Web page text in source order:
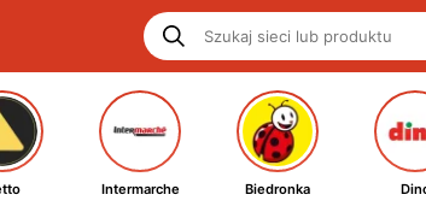
Intermarche Biedronka